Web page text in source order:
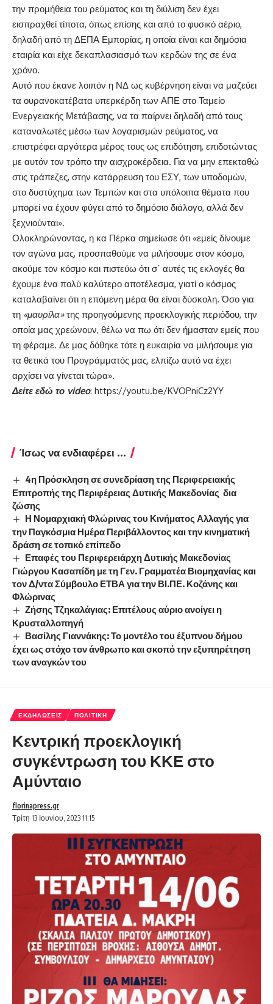
την προμήθεια του ρεύματος και τη διύλιση δεν έχει
εισπραχθεί τίποτα, όπως επίσης και από το φυσικό αέριο,
δηλαδή από τη ΔΕΠΑ Εμπορίας, η οποία είναι και δημόσια
εταιρία και είχε δεκαπλασιασμό των κερδών της σε ένα
χρόνο.
Αυτό που έκανε λοιπόν η ΝΔ ως κυβέρνηση είναι να μαζεύει
τα ουρανοκατέβατα υπερκέρδη των ΑΠΕ στο Ταμείο
Ενεργειακής Μετάβασης, να τα παίρνει δηλαδή από τους
καταναλωτές μέσω των λογαρισμών ρεύματος, να
επιστρέφει αργότερα μέρος τους ως επιδότηση, επιδοτώντας
με αυτόν τον τρόπο την αισχροκέρδεια. Για να μην επεκταθώ
στις τράπεζες, στην κατάρρευση του ΕΣΥ, των υποδομών,
στο δυστύχημα των Τεμπών και στα υπόλοιπα θέματα που
μπορεί να έχουν φύγει από το δημόσιο διάλογο, αλλά δεν
ξεχνιούνται».
Ολοκληρώνοντας, η κα Πέρκα σημείωσε ότι «εμείς δίνουμε
τον αγώνα μας, προσπαθούμε να μιλήσουμε στον κόσμο,
ακούμε τον κόσμο και πιστεύω ότι σ΄ αυτές τις εκλογές θα
έχουμε ένα πολύ καλύτερο αποτέλεσμα, γιατί ο κόσμος
καταλαβαίνει ότι η επόμενη μέρα θα είναι δύσκολη. Όσο για
τη «μαυρίλα»της προηγούμενης προεκλογικής περιόδου, την
οποία μας χρεώνουν, θέλω να πω ότι δεν ήμασταν εμείς που
τη φέραμε. Δε μας δόθηκε τότε η ευκαιρία να μιλήσουμε για
τα θετικά του Προγράμματός μας, ελπίζω αυτό να έχει
αρχίσει να γίνεται τώρα».
Δείτε εδώ το video: https://youtu.be/KVOPniCz2YY
Ίσως να ενδιαφέρει ...
4η Πρόσκληση σε συνεδρίαση της Περιφερειακής
Επιτροπής της Περιφέρειας Δυτικής Μακεδονίας δια
ζώσης
Η Νομαρχιακή Φλώρινας του Κινήματος Αλλαγής για
την Παγκόσμια Ημέρα Περιβάλλοντος και την κινηματική
δράση σε τοπικό επίπεδο
Επαφές του Περιφερειάρχη Δυτικής Μακεδονίας
Γιώργου Κασαπίδη με τη Γεν. Γραμματέα Βιομηχανίας και
τον Δ/ντα Σύμβουλο ΕΤΒΑ για την ΒΙ.ΠΕ. Κοζάνης και
Φλώρινας
Ζήσης Τζηκαλάγιας: Επιτέλους αύριο ανοίγει η
Κρυσταλλοπηγή
Βασίλης Γιαννάκης: Το μοντέλο του έξυπνου δήμου
έχει ως στόχο τον άνθρωπο και σκοπό την εξυπηρέτηση
των αναγκών του
ΕΚΔΗΛΏΣΕΙΣ ΠΟΛΙΤΙΚΉ
Κεντρική προεκλογική
συγκέντρωση του ΚΚΕ στο
Αμύνταιο
Τρίτη 13 Ιουνίου, 2023 11:15
florinapress.gr